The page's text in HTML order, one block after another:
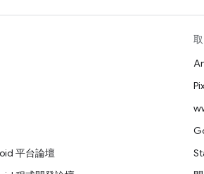
平台論壇